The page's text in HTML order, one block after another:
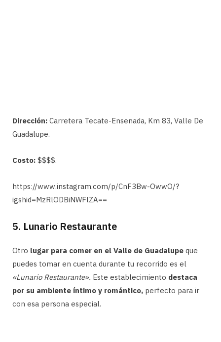
Dirección: Carretera Tecate-Ensenada, Km 83, Valle De
Guadalupe.
Costo: $$$$.
https://www.instagram.com/p/CnF3Bw-OwwO/?
igshid=MzRlODBiNWFlZA==
5. Lunario Restaurante
Otro lugar para comer en el Valle de Guadalupe que
puedes tomar en cuenta durante tu recorrido es el
«Lunario Restaurante». Este establecimiento destaca
por su ambiente íntimo y romántico, perfecto para ir
con esa persona especial.